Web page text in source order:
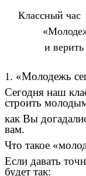
Классный час
и верить
1 . «Молодежь
Сегодня наш
строить
как Вы
вам.
Что такое
Если давать
будет так: